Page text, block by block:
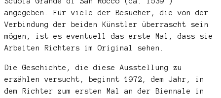
angegeben. Für viele der Besucher, die von der
Verbindung der beiden Künstler überrascht sein
mögen, ist es eventuell das erste Mal, dass sie
Arbeiten Richters im Original sehen.
Die Geschichte, die diese Ausstellung zu
erzählen versucht, beginnt 1972, dem Jahr, in
dem Richter zum ersten Mal an der Biennale in